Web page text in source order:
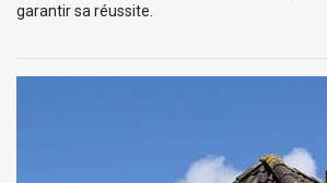
garantir sa réussite.